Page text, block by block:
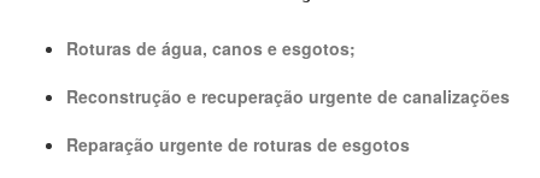
Roturas de água, canos e esgotos;
Reconstrução e recuperação urgente de canalizações
Reparação urgente de roturas de esgotos